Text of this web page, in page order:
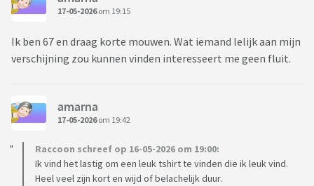
17-05-2026om 19:15
Ik ben 67 en draag korte mouwen. Wat iemand lelijk aan mijn
verschijning zou kunnen vinden interesseert me geen fluit.
amarna
17-05-2026om 19:42
Raccoon schreef op 16-05-2026 om 19:00:
Ik vind het lastig om een leuk tshirt te vinden die ik leuk vind.
Heel veel zijn kort en wijd of belachelijk duur.